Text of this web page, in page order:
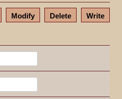
Modify Delete Write